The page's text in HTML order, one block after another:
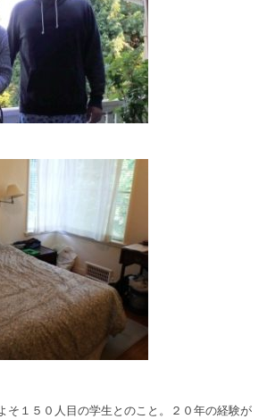
そ１５０人目の学生とのこと。２０年の経験が